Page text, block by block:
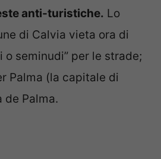
anti-turistiche. Lo
di Calvia vieta ora di
o seminudi” per le strade;
Palma (la capitale di
de Palma.